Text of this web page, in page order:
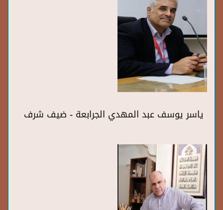
ياسر يوسف عبد المهدي الجرابعة - ضيف شرف